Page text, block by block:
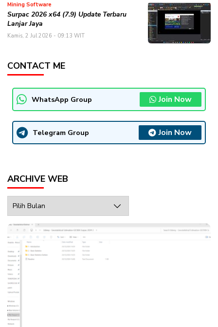
Mining Software
Surpac 2026 x64 (7.9) Update Terbaru
Lanjar Jaya
Kamis, 2 Jul 2026 - 09:13 WIT
CONTACT ME
WhatsApp Group Join Now
Telegram Group Join Now
ARCHIVE WEB
Web